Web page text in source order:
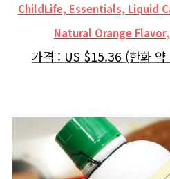
ChildLife, Essentials, Liquid
Natural Orange
가격 : US $15.36 (한화 약